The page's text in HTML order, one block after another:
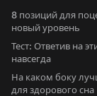
8 позиций для
новый уровень
Тест: Ответив на
навсегда
На каком боку
для здорового сна